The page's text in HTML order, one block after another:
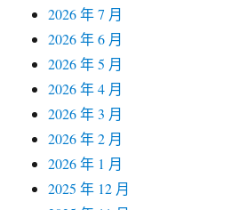
2026 年 7 月
2026 年 6 月
2026 年 5 月
2026 年 4 月
2026 年 3 月
2026 年 2 月
2026 年 1 月
2025 年 12 月